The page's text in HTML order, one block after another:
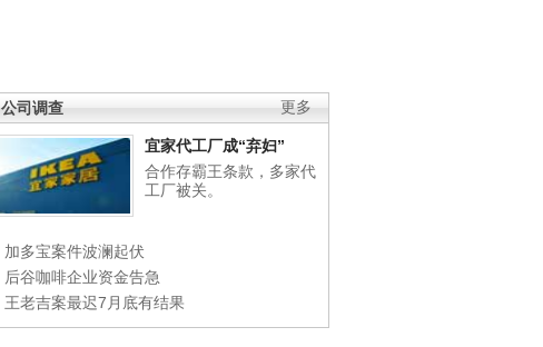
更多
公司调查
宜家代工厂成“弃妇”
合作存霸王条款，多家代
工厂被关。
加多宝案件波澜起伏
后谷咖啡企业资金告急
王老吉案最迟7月底有结果